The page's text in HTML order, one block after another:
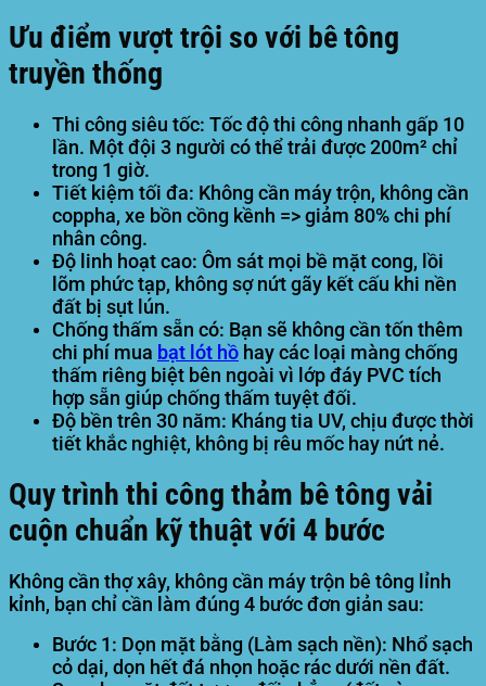
Ưu điểm vượt trội so với bê tông
truyền thống
Thi công siêu tốc: Tốc độ thi công nhanh gấp 10
lần. Một đội 3 người có thể trải được 200m² chỉ
trong 1 giờ.
Tiết kiệm tối đa: Không cần máy trộn, không cần
coppha, xe bồn cồng kềnh => giảm 80% chi phí
nhân công.
Độ linh hoạt cao: Ôm sát mọi bề mặt cong, lồi
lõm phức tạp, không sợ nứt gãy kết cấu khi nền
đất bị sụt lún.
Chống thấm sẵn có: Bạn sẽ không cần tốn thêm
chi phí mua bạt lót hồ hay các loại màng chống
thấm riêng biệt bên ngoài vì lớp đáy PVC tích
hợp sẵn giúp chống thấm tuyệt đối.
Độ bền trên 30 năm: Kháng tia UV, chịu được thời
tiết khắc nghiệt, không bị rêu mốc hay nứt nẻ.
Quy trình thi công thảm bê tông vải
cuộn chuẩn kỹ thuật với 4 bước
Không cần thợ xây, không cần máy trộn bê tông lỉnh
kỉnh, bạn chỉ cần làm đúng 4 bước đơn giản sau:
Bước 1: Dọn mặt bằng (Làm sạch nền): Nhổ sạch
cỏ dại, dọn hết đá nhọn hoặc rác dưới nền đất.